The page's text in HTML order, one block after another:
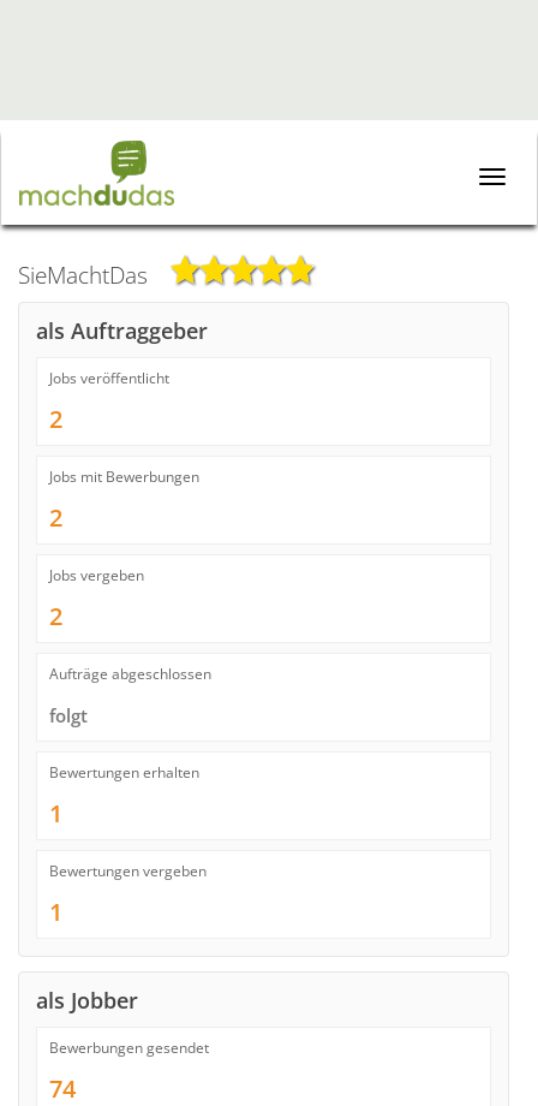
Toggle
SieMachtDas
als Auftraggeber
Jobs veröffentlicht
2
Jobs mit Bewerbungen
2
Jobs vergeben
2
Aufträge abgeschlossen
folgt
Bewertungen erhalten
1
Bewertungen vergeben
1
als Jobber
Bewerbungen gesendet
74